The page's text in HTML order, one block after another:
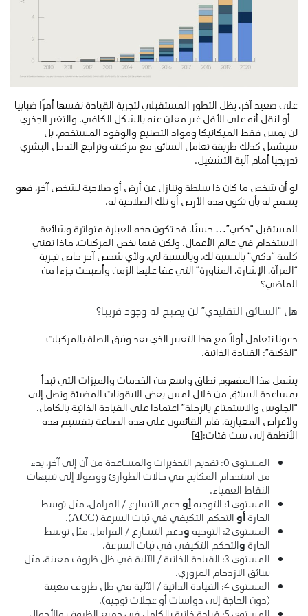
على صعيد آخر، يظل التطور المستقبلي لتجربة القيادة نفسها أمرًا ضبابيا
– أو لنقل أنه على الأقل غير معلن عنه بالشكل الكافي. والتغير الجذري
لن يمس فقط الميكانيكا ومواد التصنيع والوقود المستخدم، بل
سيشمل كذلك طريقة تعامل السائق مع مركبته وتراجع التدخل البشري
تدريجيا أمام آلية التشغيل.
لو أن شخص ما كان ذا سلطة وتنازل عن أرض أو صلاحية لشخص آخر، فهو
يسمح له بأن تكون هذه الأرض أو تلك الصلاحية له.
المستقبل “ذكي”… حسنًا. قد تكون هذه العبارة متواترة وشائعة
الاستخدام في عالم الأعمال. ولكن فيما يخص المركبات، ماذا تعني
كلمة “ذكي” بالنسبة لك، وبالنسبة لي، ولأي شخص آخر خاض تجربة
“المرآة، الإشارة، المناورة” التي عفا عليها الزمن وأصبحت جزءا من
الماضي؟
هل “السائق التقليدي” لن يصبح له وجود قريبا؟
دعونا نتعامل أولاً مع هذا التعبير الذي يعد وثيق الصلة بالمركبات
“الذكية”: القيادة الذاتية.
يشمل هذا المفهوم نطاق واسع من الخدمات والميزات التي تبدأ
بمساعدة السائق من خلال لمس بعض الايقونات المضيئة وتصل إلى
“الجلوس والاستمتاع بالرحلة” اعتمادا على القيادة الذاتية بالكامل.
ولأغراض المعيارية، قام القائمون على هذه الصناعة بتقسيم هذه
الأنظمة إلى ست فئات:[4]
المستوى 0: تقديم التحذيرات والمساعدة من آن إلى آخر، بدء
من استخدام المكابح في حالات الطوارئ ووصولا إلى تنبيهات
النقاط العمياء.
المستوى 1: التوجيه
أودعم التسارع / الفرامل، مثل توسط
الحارةأوالتحكم التكيفي في ثبات السرعة (ACC).
المستوى 2: التوجيه
ودعم التسارع / الفرامل، مثل توسط
الحارةوالتحكم التكيفي في ثبات السرعة.
المستوى 3: القيادة الذاتية / الآلية في ظل ظروف معينة، مثل
سائق الازدحام المروري.
المستوى 4: القيادة الذاتية / الآلية في ظل ظروف معينة
(دون الحاجة إلى دواسات أو عجلات توجيه).